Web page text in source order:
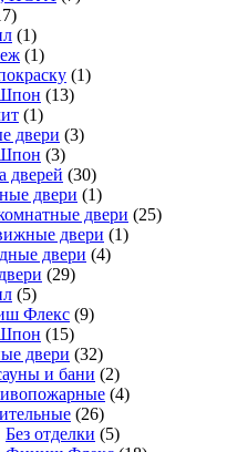
(1)
(1)
(1)
(13)
(1)
двери (3)
(3)
дверей (30)
двери (1)
двери (25)
двери (1)
двери (4)
(29)
(5)
Флекс (9)
(15)
двери (32)
и бани (2)
(4)
(26)
Без отделки (5)